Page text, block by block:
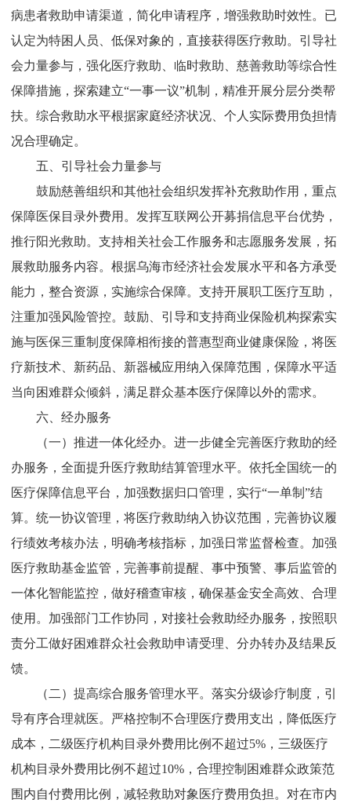
病患者救助申请渠道，简化申请程序，增强救助时效性。已
认定为特困人员、低保对象的，直接获得医疗救助。引导社
会力量参与，强化医疗救助、临时救助、慈善救助等综合性
保障措施，探索建立“一事一议”机制，精准开展分层分类帮
扶。综合救助水平根据家庭经济状况、个人实际费用负担情
况合理确定。
五、引导社会力量参与
鼓励慈善组织和其他社会组织发挥补充救助作用，重点
保障医保目录外费用。发挥互联网公开募捐信息平台优势，
推行阳光救助。支持相关社会工作服务和志愿服务发展，拓
展救助服务内容。根据乌海市经济社会发展水平和各方承受
能力，整合资源，实施综合保障。支持开展职工医疗互助，
注重加强风险管控。鼓励、引导和支持商业保险机构探索实
施与医保三重制度保障相衔接的普惠型商业健康保险，将医
疗新技术、新药品、新器械应用纳入保障范围，保障水平适
当向困难群众倾斜，满足群众基本医疗保障以外的需求。
六、经办服务
（一）推进一体化经办。进一步健全完善医疗救助的经
办服务，全面提升医疗救助结算管理水平。依托全国统一的
医疗保障信息平台，加强数据归口管理，实行“一单制”结
算。统一协议管理，将医疗救助纳入协议范围，完善协议履
行绩效考核办法，明确考核指标，加强日常监督检查。加强
医疗救助基金监管，完善事前提醒、事中预警、事后监管的
一体化智能监控，做好稽查审核，确保基金安全高效、合理
使用。加强部门工作协同，对接社会救助经办服务，按照职
责分工做好困难群众社会救助申请受理、分办转办及结果反
馈。
（二）提高综合服务管理水平。落实分级诊疗制度，引
导有序合理就医。严格控制不合理医疗费用支出，降低医疗
成本，二级医疗机构目录外费用比例不超过5% ，三级医疗
机构目录外费用比例不超过10% ，合理控制困难群众政策范
围内自付费用比例，减轻救助对象医疗费用负担。对在市内